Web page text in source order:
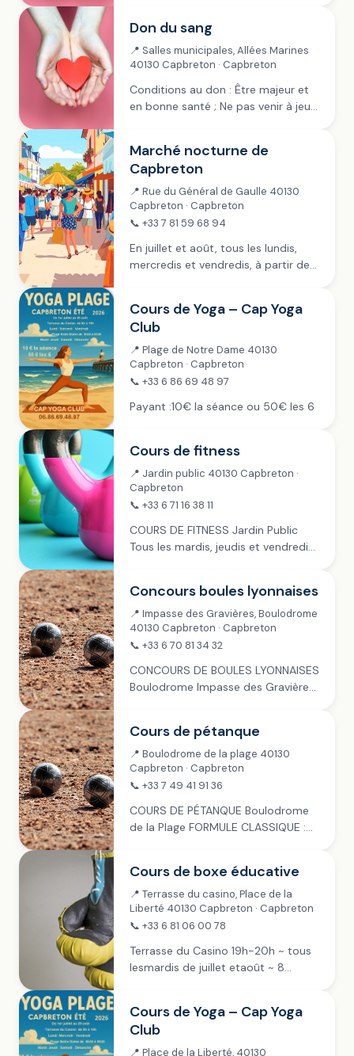
numérisée). Collecte...
Don du sang
📍 Salles municipales, Allées Marines
40130 Capbreton · Capbreton
Conditions au don : Être majeur et
en bonne santé ; Ne pas venir à jeun
numérisée). Collecte...
Marché nocturne de
Capbreton
📍 Rue du Général de Gaulle 40130
Capbreton · Capbreton
📞 +33 7 81 59 68 94
En juillet et août, tous les lundis,
mercredis et vendredis, à partir de
L’Union des commerçants...
Cours de Yoga – Cap Yoga
Club
📍 Plage de Notre Dame 40130
Capbreton · Capbreton
📞 +33 6 86 69 48 97
Payant :10€ la séance ou 50€ les 6
Cours de fitness
📍 Jardin public 40130 Capbreton ·
Capbreton
📞 +33 6 71 16 38 11
COURS DE FITNESS Jardin Public
Tous les mardis, jeudis et vendredis
~ vendredi Payant :...
Concours boules lyonnaises
📍 Impasse des Gravières, Boulodrome
40130 Capbreton · Capbreton
📞 +33 6 70 81 34 32
CONCOURS DE BOULES LYONNAISES
Boulodrome Impasse des Gravières
: 4 € Sur réservation,
renseignements :...
Cours de pétanque
📍 Boulodrome de la plage 40130
Capbreton · Capbreton
📞 +33 7 49 41 91 36
COURS DE PÉTANQUE Boulodrome
de la Plage FORMULE CLASSIQUE :
à 15h Payant : 4 €...
Cours de boxe éducative
📍 Terrasse du casino, Place de la
Liberté 40130 Capbreton · Capbreton
📞 +33 6 81 06 00 78
Terrasse du Casino 19h-20h ~ tous
lesmardis de juillet etaoût ~ 8
réservation, renseignements :
06.81.06.00.78
info@apoingsnommes.fr
Cours de Yoga – Cap Yoga
Club
📍 Place de la Liberté, 40130